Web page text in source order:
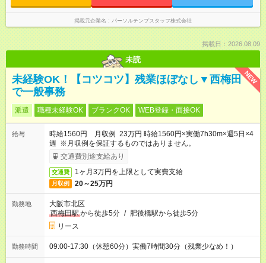
掲載元企業名 パーソルテンプスタッフ株式会社
掲載日：2026.08.09
未読
NEW
未経験OK！【コツコツ】残業ほぼなし▼西梅田
で一般事務
派遣 職種未経験OK ブランクOK WEB登録・面接OK
給与
時給1560円 月収例 23万円 時給1560円×実働7h30m×週5日×4
週 ※月収例を保証するものではありません。
交通費別途支給あり
交通費 1ヶ月3万円を上限として実費支給
月収例 20～25万円
勤務地
大阪市北区
西梅田駅から徒歩5分 / 肥後橋駅から徒歩5分
リース
勤務時間 09:00-17:30（休憩60分）実働7時間30分（残業少なめ！）